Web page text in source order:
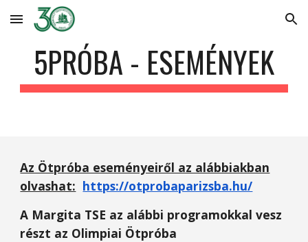
Skip to main content Skip to navigation
5PRÓBA - ESEMÉNYEK
Az Ötpróba eseményeiről az alábbiakban
olvashat: https://otprobaparizsba.hu/
A Margita TSE az alábbi programokkal vesz
részt az Olimpiai Ötpróba